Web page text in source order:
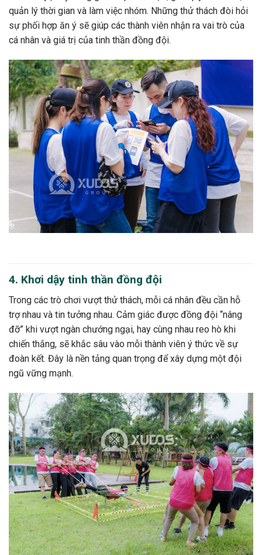
quản lý thời gian và làm việc nhóm. Những thử thách đòi hỏi
sự phối hợp ăn ý sẽ giúp các thành viên nhận ra vai trò của
cá nhân và giá trị của tinh thần đồng đội.
4. Khơi dậy tinh thần đồng đội
Trong các trò chơi vượt thử thách, mỗi cá nhân đều cần hỗ
trợ nhau và tin tưởng nhau. Cảm giác được đồng đội “nâng
đỡ” khi vượt ngàn chướng ngại, hay cùng nhau reo hò khi
chiến thắng, sẽ khắc sâu vào mỗi thành viên ý thức về sự
đoàn kết. Đây là nền tảng quan trọng để xây dựng một đội
ngũ vững mạnh.